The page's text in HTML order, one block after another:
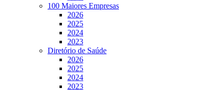
100 Maiores Empresas
2026
2025
2024
2023
Diretório de Saúde
2026
2025
2024
2023